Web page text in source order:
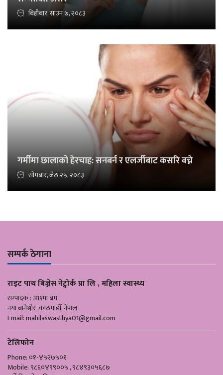
बिहीबार, साउन ७, २०८३
गर्मीमा छालाको हेरचाह: सनबर्न र एलर्जीबाट कसरि बच्ने
सोमबार, जेठ २५, २०८३
सम्पर्क ठेगाना
राइट पाथ बिज्नेस नेट्वोर्क प्रा लि , महिला स्वास्थ्य
सम्पादक : आश्मा बम
नया बानेश्वोर ,काठमाडौँ, नेपाल
Email:mahilaswasthya01@gmail.com
टेलिफोन
Phone: ०१-४५२७५०१
Mobile: ९८६०४९९००५ , ९८४९३०५६८७